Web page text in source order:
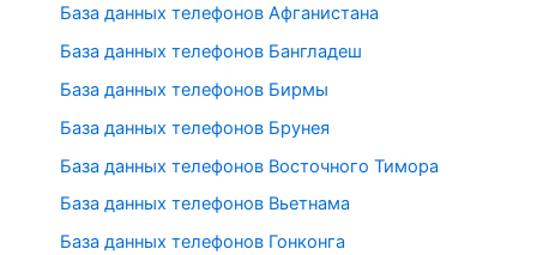
База данных телефонов Афганистана
База данных телефонов Бангладеш
База данных телефонов Бирмы
База данных телефонов Брунея
База данных телефонов Восточного Тимора
База данных телефонов Вьетнама
База данных телефонов Гонконга